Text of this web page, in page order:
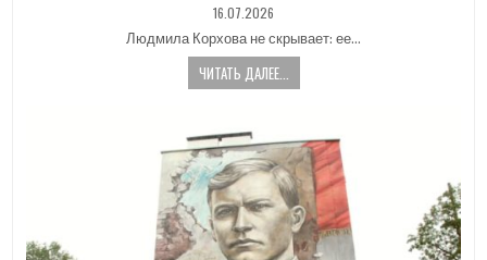
PUBLISHED
DATE:
16.07.2026
Людмила Корхова не скрывает: ее…
ЧИТАТЬ ДАЛЕЕ...